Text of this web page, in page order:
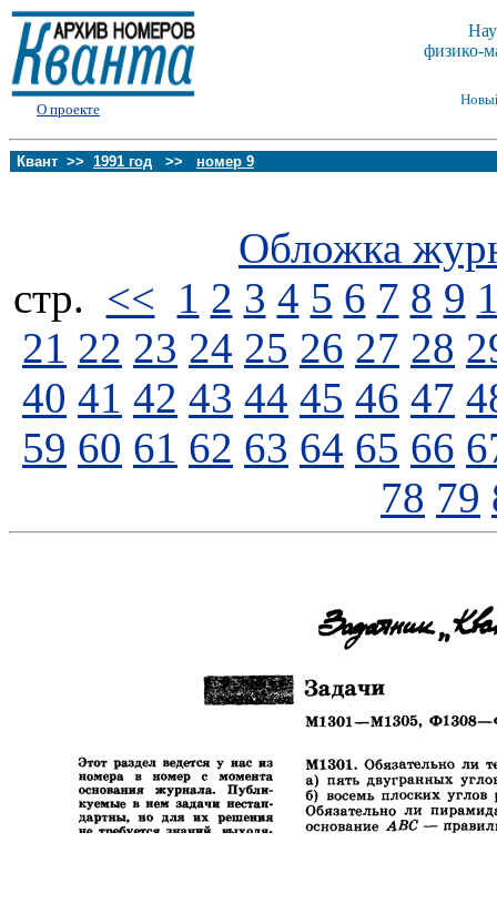
О проекте
физико-
Квант >> 1991 год >> номер 9
Обложка
стp. << 1 2 3 4 5 6 7 8 9
21 22 23 24 25 26 27 28
40 41 42 43 44 45 46 47
59 60 61 62 63 64 65 66
78 79